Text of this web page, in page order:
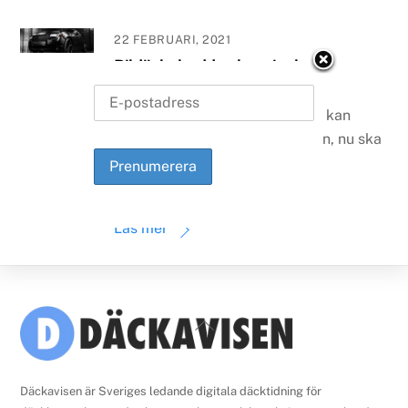
22 FEBRUARI, 2021
Bildäckskudde ska minska
deformering
Vid en längre tids uppställning kan
bildäck drabbas av deformation, nu ska
en bildäckskudde råda bot på
problemet.
Läs mer
Back
To
Däckavisen är Sveriges ledande digitala däcktidning för